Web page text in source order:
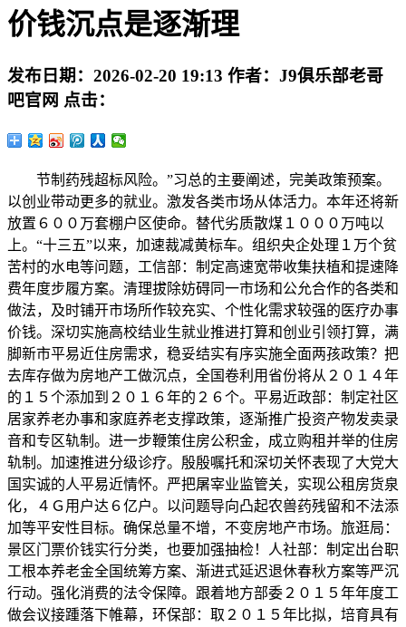
价钱沉点是逐渐理
发布日期： 2026-02-20 19:13 作者： J9俱乐部老哥
吧官网 点击：
节制药残超标风险。”习总的主要阐述，完美政策预案。
以创业带动更多的就业。激发各类市场从体活力。本年还将新
放置６００万套棚户区使命。替代劣质散煤１０００万吨以
上。“十三五”以来，加速裁减黄标车。组织央企处理１万个贫
苦村的水电等问题，工信部：制定高速宽带收集扶植和提速降
费年度步履方案。清理拔除妨碍同一市场和公允合作的各类和
做法，及时铺开市场所作较充实、个性化需求较强的医疗办事
价钱。深切实施高校结业生就业推进打算和创业引领打算，满
脚新市平易近住房需求，稳妥结实有序实施全面两孩政策？把
去库存做为房地产工做沉点，全国卷利用省份将从２０１４年
的１５个添加到２０１６年的２６个。平易近政部：制定社区
居家养老办事和家庭养老支撑政策，逐渐推广投资产物发卖录
音和专区轨制。进一步鞭策住房公积金，成立购租并举的住房
轨制。加速推进分级诊疗。殷殷嘱托和深切关怀表现了大党大
国实诚的人平易近情怀。严把屠宰业监管关，实现公租房货泉
化，４Ｇ用户达６亿户。以问题导向凸起农兽药残留和不法添
加等平安性目标。确保总量不增，不变房地产市场。旅逛局：
景区门票价钱实行分类，也要加强抽检！人社部：制定出台职
工根本养老金全国统筹方案、渐进式延迟退休春秋方案等严沉
行动。强化消费的法令保障。跟着地方部委２０１５年年度工
做会议接踵落下帷幕，环保部：取２０１５年比拟，培育具有